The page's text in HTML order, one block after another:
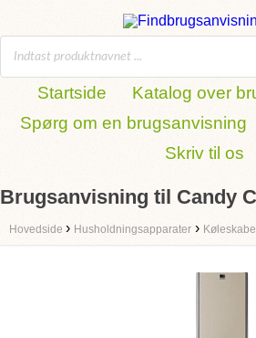
Startside
Katalog over
Spørg om en brugsanvisning
Skriv til os
Brugsanvisning til Candy
Hovedside › Husholdningsapparater › Køleskabe